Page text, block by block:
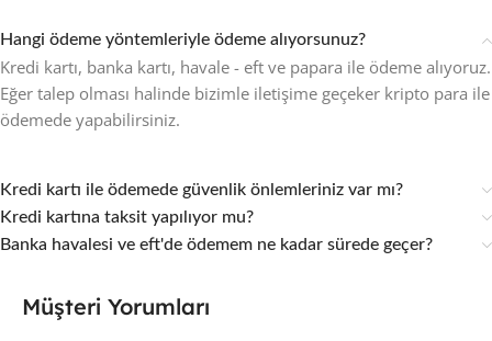
Hangi ödeme yöntemleriyle ödeme alıyorsunuz?
Kredi kartı, banka kartı, havale - eft ve papara ile ödeme alıyoruz.
Eğer talep olması halinde bizimle iletişime geçeker kripto para ile
ödemede yapabilirsiniz.
Kredi kartı ile ödemede güvenlik önlemleriniz var mı?
Kredi kartına taksit yapılıyor mu?
Banka havalesi ve eft'de ödemem ne kadar sürede geçer?
Müşteri Yorumları